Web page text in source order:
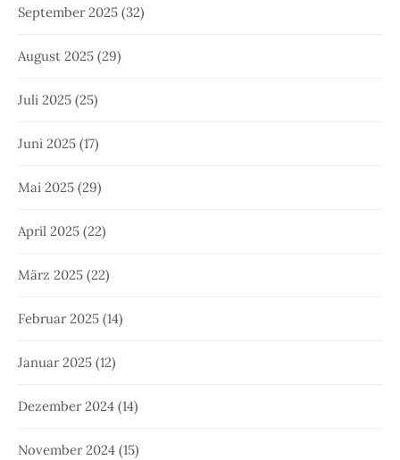
September 2025 (32)
August 2025 (29)
Juli 2025 (25)
Juni 2025 (17)
Mai 2025 (29)
April 2025 (22)
März 2025 (22)
Februar 2025 (14)
Januar 2025 (12)
Dezember 2024 (14)
November 2024 (15)